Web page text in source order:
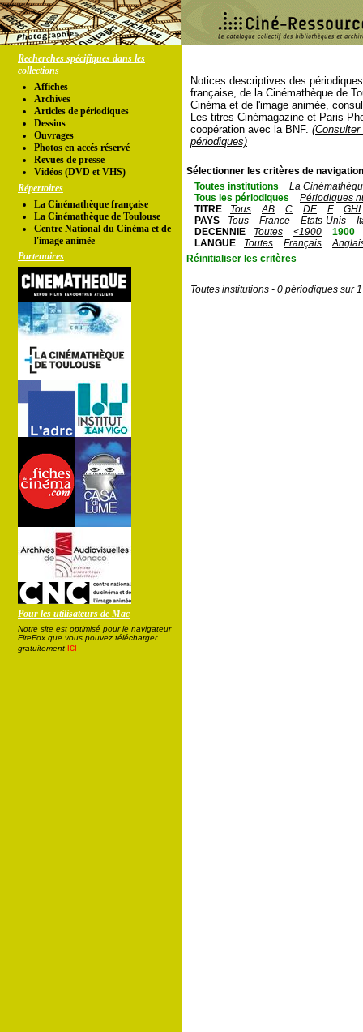
Recherches spécifiques dans les
collections
Affiches
Archives
Articles de périodiques
Dessins
Ouvrages
Photos en accés réservé
Revues de presse
Vidéos (DVD et VHS)
Répertoires
La Cinémathèque française
La Cinémathèque de Toulouse
Centre National du Cinéma et de
l'image animée
Partenaires
Pour les utilisateurs de Mac
Notre site est optimisé pour le navigateur
FireFox que vous pouvez télécharger
gratuitement ici
Notices descriptives des
française, de la Cinémathèque de
Cinéma et de l'image animée,
Les titres Cinémagazine et Paris-
coopération avec la BNF.
périodiques)
Sélectionner les critères de
Toutes institutions
La
Tous les périodiques
Périodiques
TITRE
Tous AB C DE F
GHI
PAYS
Tous France Etats-Unis
DECENNIE
Toutes <1900
1900
LANGUE
Toutes Français
Réinitialiser les critères
Toutes institutions - 0 périodiques sur